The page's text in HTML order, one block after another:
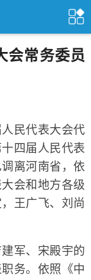
会常务委员
民代表大会代
四届人民代表
离河南省，依
会和地方各级
王广飞、刘尚
军、宋殿宇的
务。依照《中